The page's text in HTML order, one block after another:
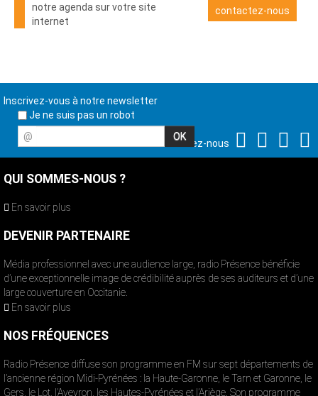
notre agenda sur votre site
internet
contactez-nous
Inscrivez-vous à notre newsletter
Je ne suis pas un robot
@
Suivez-nous
QUI SOMMES-NOUS ?
En savoir plus
DEVENIR PARTENAIRE
Média professionnel avec une audience large, radio Présence bénéficie
d’une exceptionnelle image de crédibilité auprès de ses auditeurs et d’une
large couverture en Occitanie.
En savoir plus
NOS FRÉQUENCES
Radio Présence diffuse son programme en FM sur sept départements de
l’ancienne région Midi-Pyrénées : la Haute-Garonne, le Tarn et Garonne, le
Gers, le Lot, l’Aveyron, les Hautes-Pyrénées et l’Ariège. Son programme